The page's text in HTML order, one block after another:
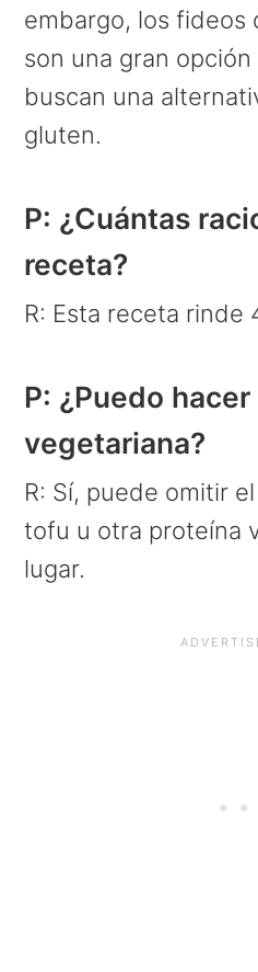
embargo, los fideos
son una gran
buscan una
gluten.
P: ¿Cuántas
receta?
R: Esta receta rinde
P: ¿Puedo
vegetariana?
R: Sí, puede omitir
tofu u otra proteína
lugar.